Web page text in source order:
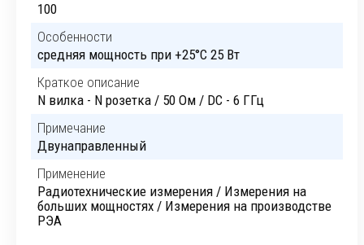
100
Особенности
cредняя мощность при +25°C 25 Вт
Краткое описание
N вилка - N розетка / 50 Ом / DC - 6 ГГц
Примечание
Двунаправленный
Применение
Радиотехнические измерения / Измерения на
больших мощностях / Измерения на производстве
РЭА